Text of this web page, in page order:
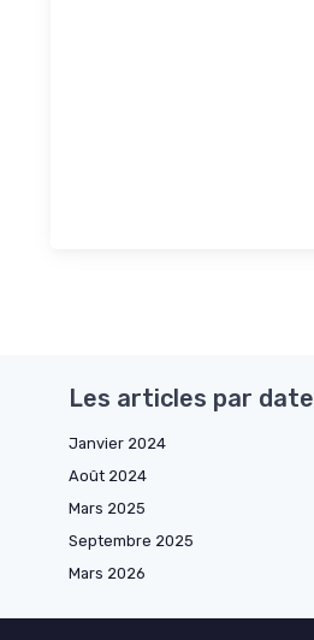
Les articles par date
Janvier 2024
Août 2024
Mars 2025
Septembre 2025
Mars 2026